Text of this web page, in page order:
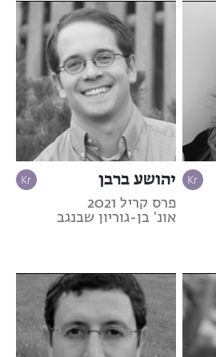
יהושע ברבן
פרס קריל 2021
אונ' בן-גוריון שבנגב